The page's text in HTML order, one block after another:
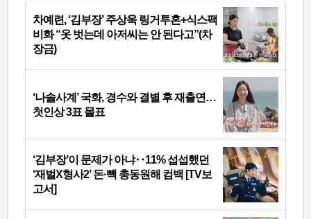
차예련, ‘김부장’ 주상욱 링거투혼+식스팩
비화 “옷 벗는데 아저씨는 안 된다고”(차
장금)
‘나솔사계’ 국화, 경수와 결별 후 재출연…
첫인상 3표 몰표
‘김부장’이 문제가 아냐‥11% 섭섭했던
‘재벌X형사2’ 돈·빽 총동원해 컴백 [TV보
고서]